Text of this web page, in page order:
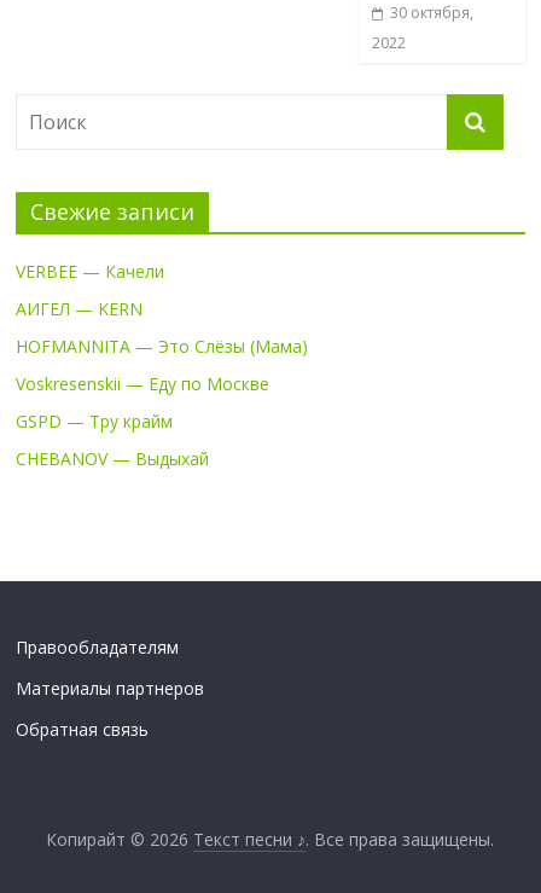
30 октября,
2022
Свежие записи
VERBEE — Качели
АИГЕЛ — KERN
HOFMANNITA — Это Слёзы (Мама)
Voskresenskii — Еду по Москве
GSPD — Тру крайм
CHEBANOV — Выдыхай
Правообладателям
Материалы партнеров
Обратная связь
Копирайт © 2026 Текст песни ♪. Все права защищены.